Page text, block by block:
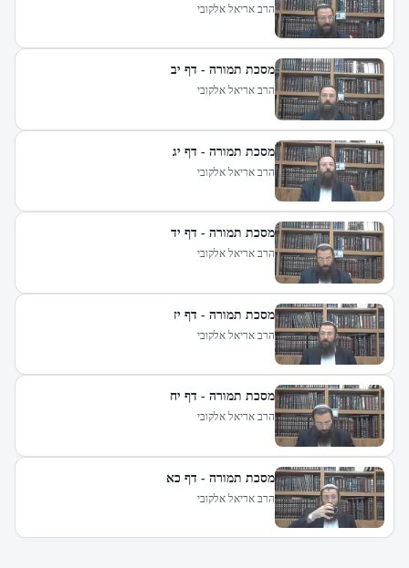
הרב אריאל אלקובי
מסכת תמורה - דף יב
הרב אריאל אלקובי
מסכת תמורה - דף יג
הרב אריאל אלקובי
מסכת תמורה - דף יד
הרב אריאל אלקובי
מסכת תמורה - דף יז
הרב אריאל אלקובי
מסכת תמורה - דף יח
הרב אריאל אלקובי
מסכת תמורה - דף כא
הרב אריאל אלקובי